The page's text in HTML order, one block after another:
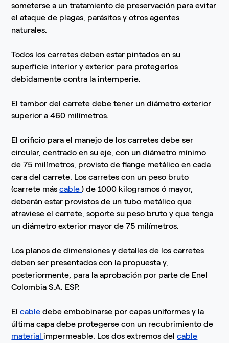
someterse a un tratamiento de preservación para evitar
el ataque de plagas, parásitos y otros agentes
naturales.
Todos los carretes deben estar pintados en su
superficie interior y exterior para protegerlos
debidamente contra la intemperie.
El tambor del carrete debe tener un diámetro exterior
superior a 460 milímetros.
El orificio para el manejo de los carretes debe ser
circular, centrado en su eje, con un diámetro mínimo
de 75 milímetros, provisto de flange metálico en cada
cara del carrete. Los carretes con un peso bruto
(carrete máscable) de 1000 kilogramos ó mayor,
deberán estar provistos de un tubo metálico que
atraviese el carrete, soporte su peso bruto y que tenga
un diámetro exterior mayor de 75 milímetros.
Los planos de dimensiones y detalles de los carretes
deben ser presentados con la propuesta y,
posteriormente, para la aprobación por parte de Enel
Colombia S.A. ESP.
Elcabledebe embobinarse por capas uniformes y la
última capa debe protegerse con un recubrimiento de
materialimpermeable. Los dos extremos delcable